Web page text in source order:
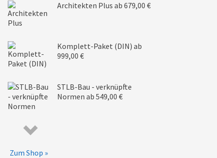
Architekten Plus ab 679,00 €
Komplett-Paket (DIN) ab
999,00 €
STLB-Bau - verknüpfte
Normen ab 549,00 €
Zum Shop »